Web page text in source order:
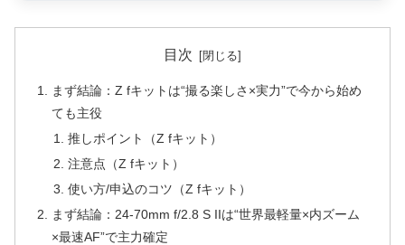
目次
まず結論：Z fキットは“撮る楽しさ×実力”で今から始め
ても主役
推しポイント（Z fキット）
注意点（Z fキット）
使い方/申込のコツ（Z fキット）
まず結論：24-70mm f/2.8 S IIは“世界最軽量×内ズーム
×最速AF”で主力確定